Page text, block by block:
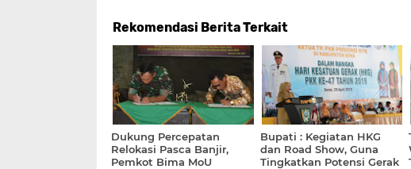
Rekomendasi Berita Terkait
Dukung Percepatan
Relokasi Pasca Banjir,
Pemkot Bima MoU
Bupati : Kegiatan HKG
dan Road Show, Guna
Tingkatkan Potensi Gerak